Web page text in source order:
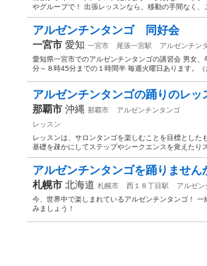
やグループで！ 出張レッスンなら、移動の手間なく
アルゼンチンタンゴ 同好会
一宮市 愛知 一宮市 尾張一宮駅
アルゼンチン
愛知県一宮市でのアルゼンチンタンゴの講習会 男女
分～８時45分までの１時間半 毎週火曜日あります。
アルゼンチンタンゴの踊りのレッ
那覇市 沖縄 那覇市
アルゼンチンタンゴ
レッスン
レッスンは、サロンタンゴを楽しむことを目標とした
基礎を疎かにしてステップやシークエンスを覚えたり
アルゼンチンタンゴを踊りません
札幌市 北海道 札幌市 西１８丁目駅
アルゼン
今、世界中で楽しまれているアルゼンチンタンゴ！
みましょう！